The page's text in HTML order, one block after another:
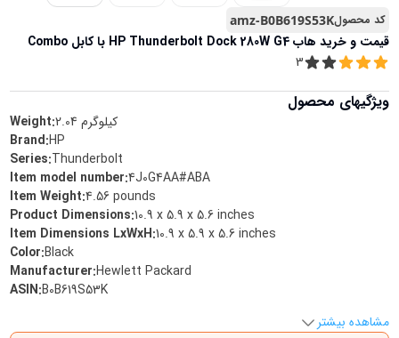
کد محصولamz-B0B619S53K
قیمت و خرید هاب HP Thunderbolt Dock 280W G4 با کابل Combo
3
ویژگیهای محصول
Weight:2.04 کیلوگرم
Brand:‎HP
Series:‎Thunderbolt
Item model number:‎4J0G4AA#ABA
Item Weight:‎4.56 pounds
Product Dimensions:‎10.9 x 5.9 x 5.6 inches
Item Dimensions LxWxH:‎10.9 x 5.9 x 5.6 inches
Color:‎Black
Manufacturer:‎Hewlett Packard
ASIN:‎B0B619S53K
مشاهده بیشتر